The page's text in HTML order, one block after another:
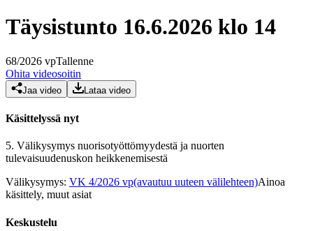
Täysistunto 16.6.2026 klo 14
68/2026 vpTallenne
Ohita videosoitin
Jaa video Lataa video
Käsittelyssä nyt
5. Välikysymys nuorisotyöttömyydestä ja nuorten
tulevaisuudenuskon heikkenemisestä
Välikysymys: VK 4/2026 vp(avautuu uuteen välilehteen)Ainoa
käsittely, muut asiat
Keskustelu